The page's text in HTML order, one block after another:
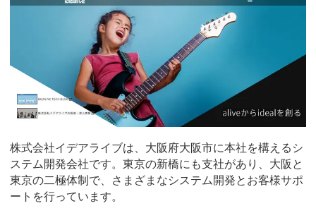
株式会社イデアライブは、大阪府大阪市に本社を構えるシ
ステム開発会社です。東京の新橋にも支社があり、大阪と
東京の二極体制で、さまざまなシステム開発とお客様サポ
ートを行っています。